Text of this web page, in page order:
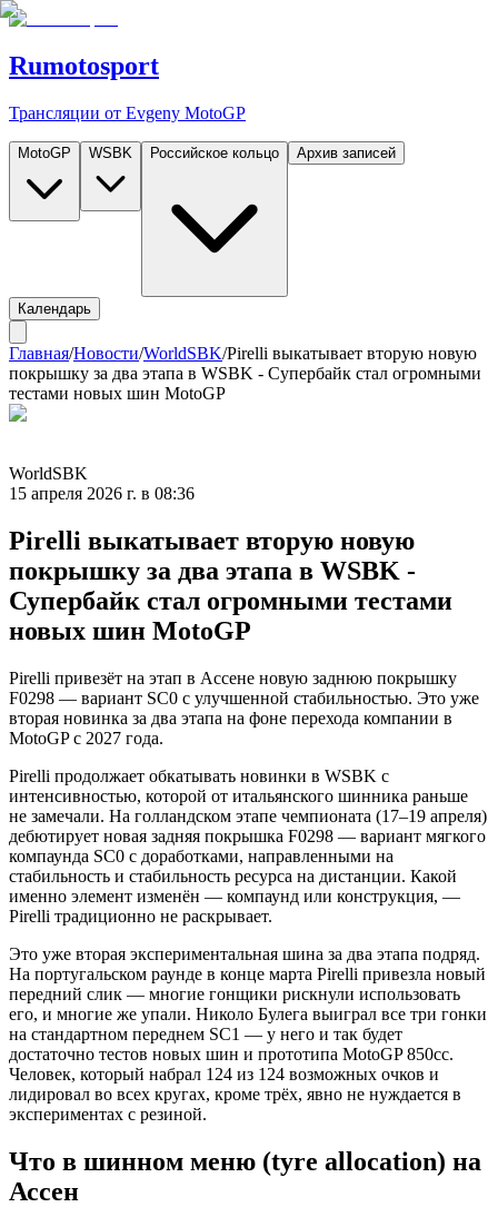
Rumotosport
Трансляции от Evgeny MotoGP
MotoGP WSBK Российское кольцо Архив записей
Календарь
Главная/Новости/WorldSBK/Pirelli выкатывает вторую новую
покрышку за два этапа в WSBK - Супербайк стал огромными
тестами новых шин MotoGP
WorldSBK
15 апреля 2026 г. в 08:36
Pirelli выкатывает вторую новую
покрышку за два этапа в WSBK -
Супербайк стал огромными тестами
новых шин MotoGP
Pirelli привезёт на этап в Ассене новую заднюю покрышку
F0298 — вариант SC0 с улучшенной стабильностью. Это уже
вторая новинка за два этапа на фоне перехода компании в
MotoGP с 2027 года.
Pirelli продолжает обкатывать новинки в WSBK с
интенсивностью, которой от итальянского шинника раньше
не замечали. На голландском этапе чемпионата (17–19 апреля)
дебютирует новая задняя покрышка F0298 — вариант мягкого
компаунда SC0 с доработками, направленными на
стабильность и стабильность ресурса на дистанции. Какой
именно элемент изменён — компаунд или конструкция, —
Pirelli традиционно не раскрывает.
Это уже вторая экспериментальная шина за два этапа подряд.
На португальском раунде в конце марта Pirelli привезла новый
передний слик — многие гонщики рискнули использовать
его, и многие же упали. Николо Булега выиграл все три гонки
на стандартном переднем SC1 — у него и так будет
достаточно тестов новых шин и прототипа MotoGP 850cc.
Человек, который набрал 124 из 124 возможных очков и
лидировал во всех кругах, кроме трёх, явно не нуждается в
экспериментах с резиной.
Что в шинном меню (tyre allocation) на
Ассен